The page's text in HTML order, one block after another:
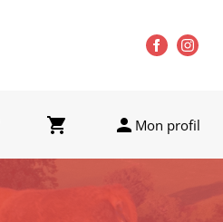
Carte cadeau
shopping_cart person Mon profil